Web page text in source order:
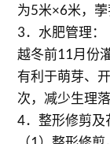
为5米×6米，荸
3．水肥管理：
越冬前11月份
有利于萌芽、
次，减少生理落
4．整形修剪及